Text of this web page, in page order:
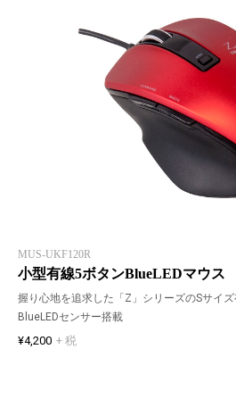
MUS-UKF120R
小型有線5ボタンBlueLEDマウ
握り心地を追求した「Z」シリーズのSサイズ
BlueLEDセンサー搭載
¥4,200 + 税